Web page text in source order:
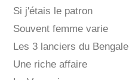
Si j'étais le patron
Souvent femme varie
Les 3 lanciers du Bengale
Une riche affaire